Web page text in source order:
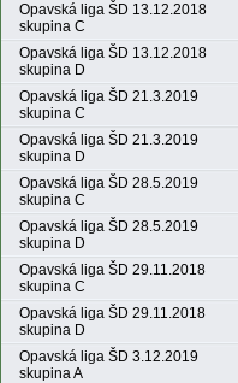
Opavská liga ŠD 13.12.2018
skupina C
Opavská liga ŠD 13.12.2018
skupina D
Opavská liga ŠD 21.3.2019
skupina C
Opavská liga ŠD 21.3.2019
skupina D
Opavská liga ŠD 28.5.2019
skupina C
Opavská liga ŠD 28.5.2019
skupina D
Opavská liga ŠD 29.11.2018
skupina C
Opavská liga ŠD 29.11.2018
skupina D
Opavská liga ŠD 3.12.2019
skupina A